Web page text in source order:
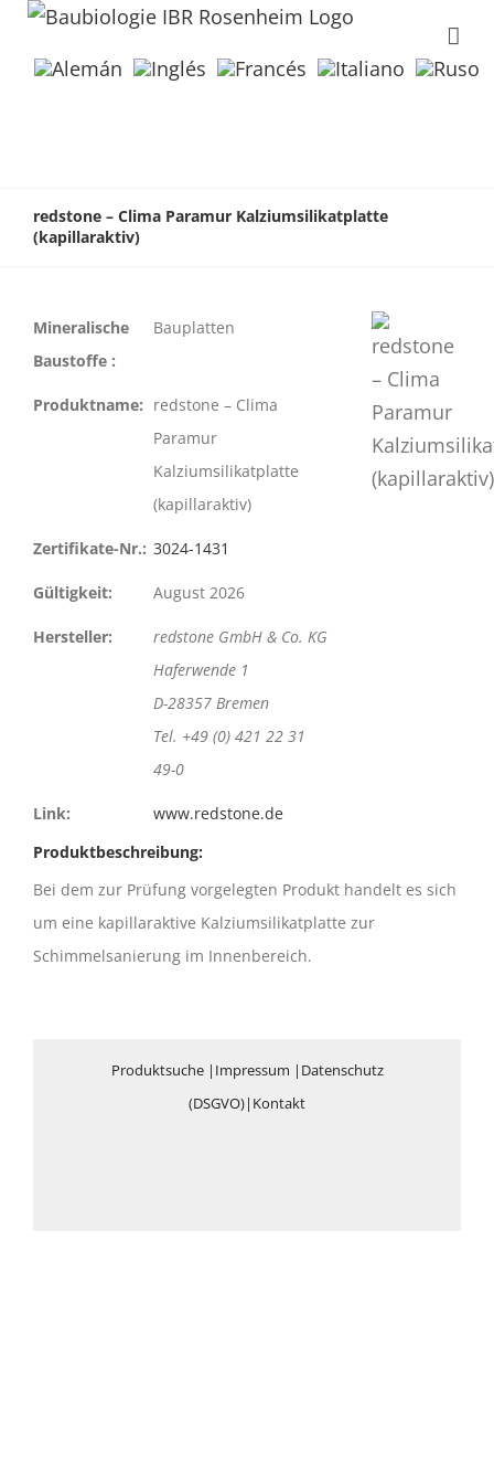
redstone – Clima Paramur Kalziumsilikatplatte
(kapillaraktiv)
Mineralische
Baustoffe :
Bauplatten
Produktname: redstone – Clima
Paramur
Kalziumsilikatplatte
(kapillaraktiv)
Zertifikate-Nr.: 3024-1431
Gültigkeit: August 2026
Hersteller:
redstone GmbH & Co. KG
Haferwende 1
D-28357 Bremen
Tel. +49 (0) 421 22 31
49-0
Link:
www.redstone.de
Produktbeschreibung:
Bei dem zur Prüfung vorgelegten Produkt handelt es sich
um eine kapillaraktive Kalziumsilikatplatte zur
Schimmelsanierung im Innenbereich.
Produktsuche| Impressum | Datenschutz
(DSGVO)| Kontakt